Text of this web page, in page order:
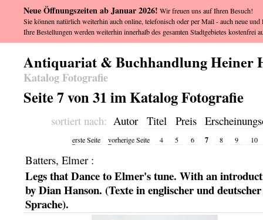
Antiquariat & Buchhandlung Heiner
Katalog Fotografie
Seite 7 von 31 im Katalog Fotografie
sortiert nach: Autor Titel Preis
erste Seite vorherige Seite 4 5 6 7 8 9 10
Batters, Elmer:
Legs that Dance to Elmer's tune. With an
by Dian Hanson. (Texte in englischer und deutscher
Sprache).
Neue Öffnungszeiten ab Januar 2026! Wir freuen uns auf Ihren Besuch!
Sie können natürlich weiterhin auch online, telefonisch oder per Mail - auch neue
Ihre Bestellungen werden weiterhin innerhalb des gesamten Stadtgebietes kostenfrei